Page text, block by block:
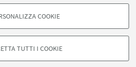
al loro comportamento sul sito, per analisi
COOKIE
TUTTI I COOKIE
MATER STUDIORUM - Università di
- 40126 Bologna - PI: 01131710376 - CF:
80007010376
Informazioni sul sito e accessibilità
Cookie